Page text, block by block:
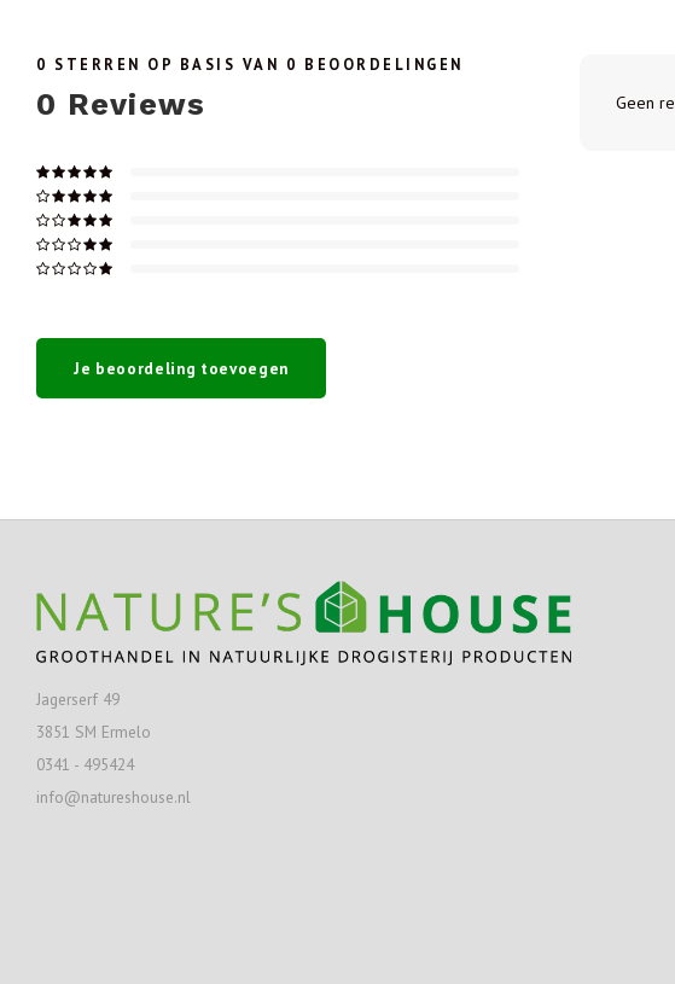
0 STERREN OP BASIS VAN 0 BEOORDELINGEN
0 Reviews
Je beoordeling toevoegen
Geen
Jagerserf 49
3851 SM Ermelo
0341 - 495424
info@natureshouse.nl